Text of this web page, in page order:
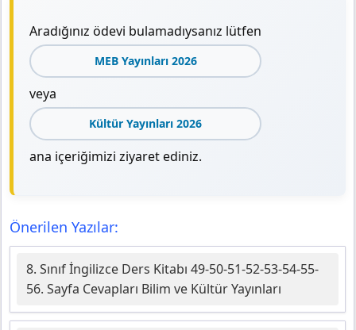
Aradığınız ödevi bulamadıysanız lütfen
MEB Yayınları 2026
veya
Kültür Yayınları 2026
ana içeriğimizi ziyaret ediniz.
Önerilen Yazılar:
8. Sınıf İngilizce Ders Kitabı 49-50-51-52-53-54-55-
56. Sayfa Cevapları Bilim ve Kültür Yayınları